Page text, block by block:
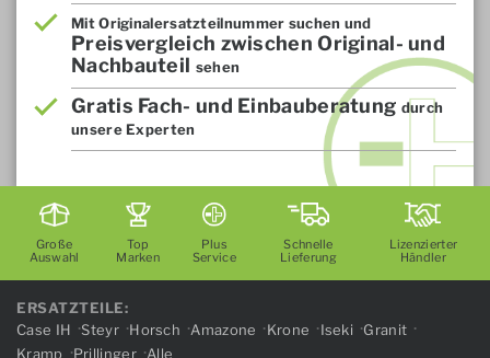
Mit Originalersatzteilnummer suchen und
Preisvergleich zwischen Original- und
Nachbauteil sehen
Gratis Fach- und Einbauberatung durch
unsere Experten
Große
Auswahl
Top
Marken
Plus
Service
Schnelle
Lieferung
Lizenzierter
Händler
ERSATZTEILE:
Case IH
Steyr Horsch Amazone Krone Iseki
Granit
Kramp
Prillinger Alle